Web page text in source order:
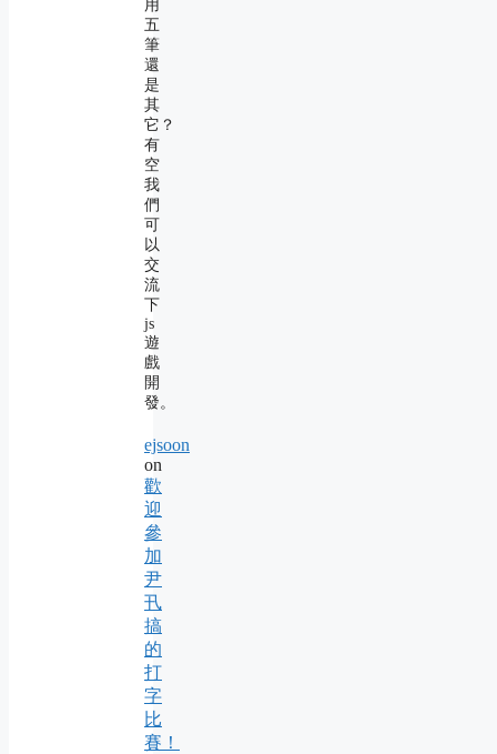
用
五
筆
還
是
其
它？
有
空
我
們
可
以
交
流
下
js
遊
戲
開
發。
ejsoon
on
歡
迎
參
加
尹
卂
搞
的
打
字
比
賽！